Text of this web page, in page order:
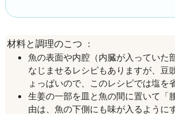
材料と調理のこつ
：
魚の表面や内腔（内臓が入っていた
なじませるレシピもありますが、豆
ょっぱいので、このレシピでは塩を
生姜の一部を皿と魚の間に置いて「
由は、魚の下側にも味が入るように